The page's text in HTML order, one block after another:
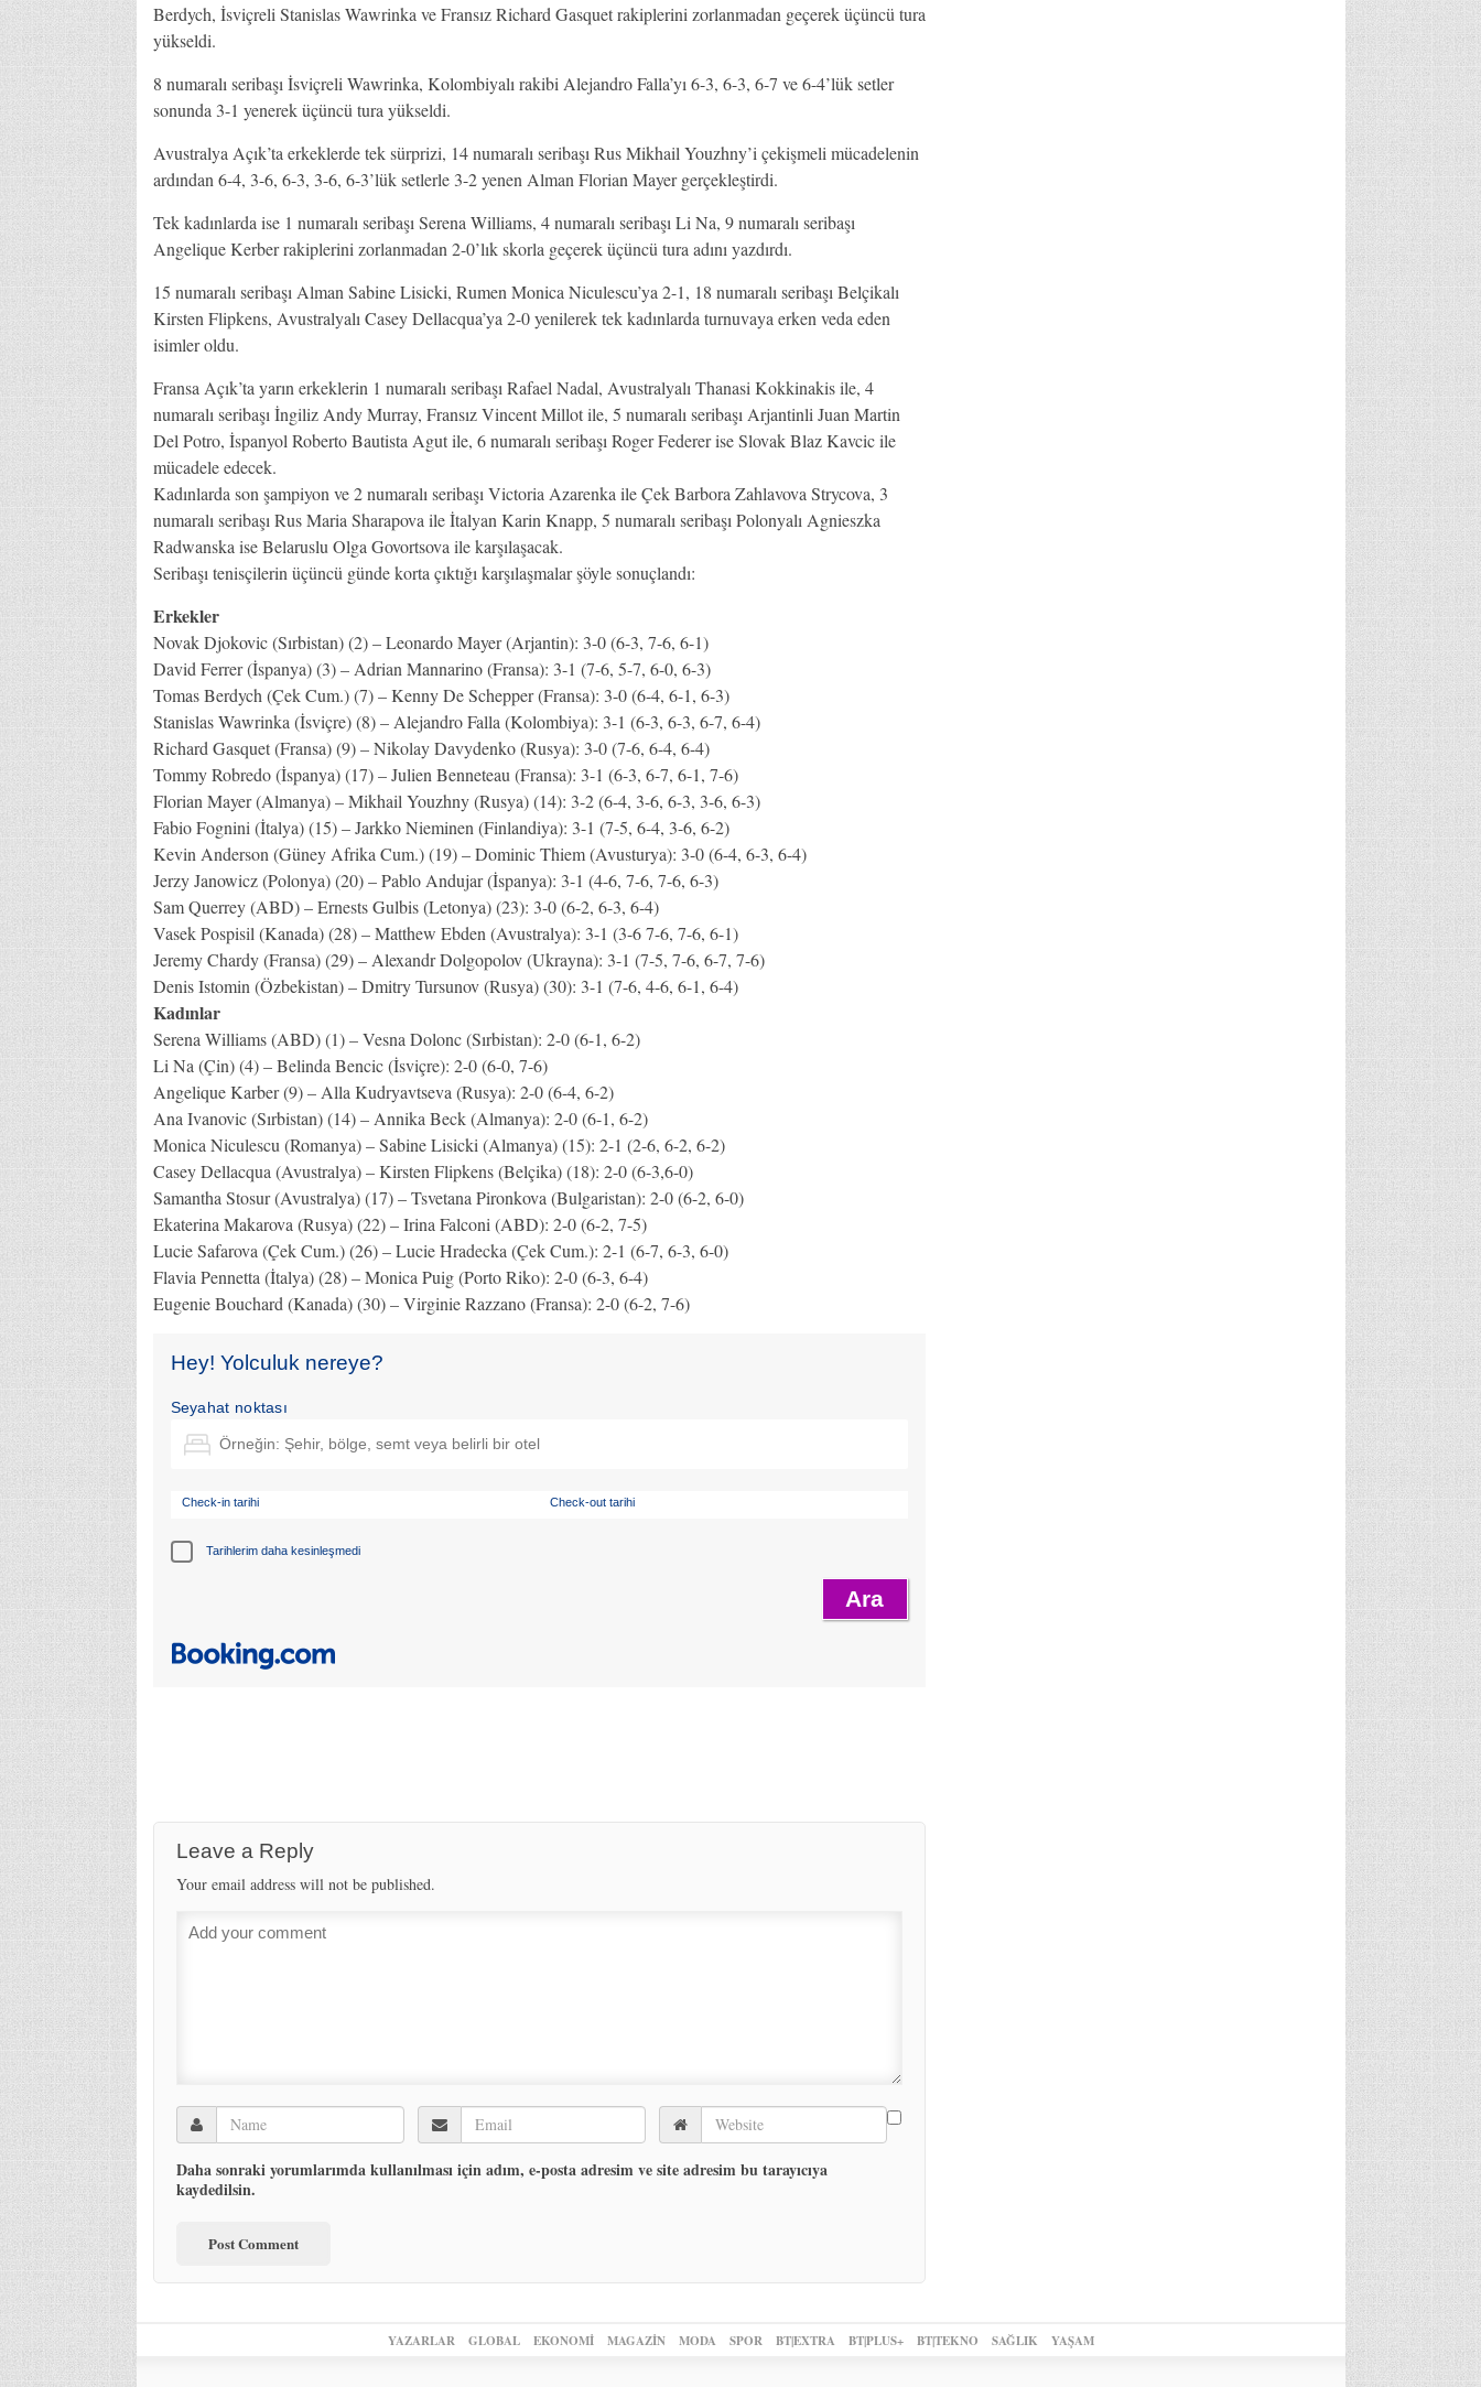
Berdych, İsviçreli Stanislas Wawrinka ve Fransız Richard Gasquet rakiplerini zorlanmadan geçerek üçüncü tura
yükseldi.
8 numaralı seribaşı İsviçreli Wawrinka, Kolombiyalı rakibi Alejandro Falla’yı 6-3, 6-3, 6-7 ve 6-4’lük setler
sonunda 3-1 yenerek üçüncü tura yükseldi.
Avustralya Açık’ta erkeklerde tek sürprizi, 14 numaralı seribaşı Rus Mikhail Youzhny’i çekişmeli mücadelenin
ardından 6-4, 3-6, 6-3, 3-6, 6-3’lük setlerle 3-2 yenen Alman Florian Mayer gerçekleştirdi.
Tek kadınlarda ise 1 numaralı seribaşı Serena Williams, 4 numaralı seribaşı Li Na, 9 numaralı seribaşı
Angelique Kerber rakiplerini zorlanmadan 2-0’lık skorla geçerek üçüncü tura adını yazdırdı.
15 numaralı seribaşı Alman Sabine Lisicki, Rumen Monica Niculescu’ya 2-1, 18 numaralı seribaşı Belçikalı
Kirsten Flipkens, Avustralyalı Casey Dellacqua’ya 2-0 yenilerek tek kadınlarda turnuvaya erken veda eden
isimler oldu.
Fransa Açık’ta yarın erkeklerin 1 numaralı seribaşı Rafael Nadal, Avustralyalı Thanasi Kokkinakis ile, 4
numaralı seribaşı İngiliz Andy Murray, Fransız Vincent Millot ile, 5 numaralı seribaşı Arjantinli Juan Martin
Del Potro, İspanyol Roberto Bautista Agut ile, 6 numaralı seribaşı Roger Federer ise Slovak Blaz Kavcic ile
mücadele edecek.
Kadınlarda son şampiyon ve 2 numaralı seribaşı Victoria Azarenka ile Çek Barbora Zahlavova Strycova, 3
numaralı seribaşı Rus Maria Sharapova ile İtalyan Karin Knapp, 5 numaralı seribaşı Polonyalı Agnieszka
Radwanska ise Belaruslu Olga Govortsova ile karşılaşacak.
Seribaşı tenisçilerin üçüncü günde korta çıktığı karşılaşmalar şöyle sonuçlandı:
Erkekler
Novak Djokovic (Sırbistan) (2) – Leonardo Mayer (Arjantin): 3-0 (6-3, 7-6, 6-1)
David Ferrer (İspanya) (3) – Adrian Mannarino (Fransa): 3-1 (7-6, 5-7, 6-0, 6-3)
Tomas Berdych (Çek Cum.) (7) – Kenny De Schepper (Fransa): 3-0 (6-4, 6-1, 6-3)
Stanislas Wawrinka (İsviçre) (8) – Alejandro Falla (Kolombiya): 3-1 (6-3, 6-3, 6-7, 6-4)
Richard Gasquet (Fransa) (9) – Nikolay Davydenko (Rusya): 3-0 (7-6, 6-4, 6-4)
Tommy Robredo (İspanya) (17) – Julien Benneteau (Fransa): 3-1 (6-3, 6-7, 6-1, 7-6)
Florian Mayer (Almanya) – Mikhail Youzhny (Rusya) (14): 3-2 (6-4, 3-6, 6-3, 3-6, 6-3)
Fabio Fognini (İtalya) (15) – Jarkko Nieminen (Finlandiya): 3-1 (7-5, 6-4, 3-6, 6-2)
Kevin Anderson (Güney Afrika Cum.) (19) – Dominic Thiem (Avusturya): 3-0 (6-4, 6-3, 6-4)
Jerzy Janowicz (Polonya) (20) – Pablo Andujar (İspanya): 3-1 (4-6, 7-6, 7-6, 6-3)
Sam Querrey (ABD) – Ernests Gulbis (Letonya) (23): 3-0 (6-2, 6-3, 6-4)
Vasek Pospisil (Kanada) (28) – Matthew Ebden (Avustralya): 3-1 (3-6 7-6, 7-6, 6-1)
Jeremy Chardy (Fransa) (29) – Alexandr Dolgopolov (Ukrayna): 3-1 (7-5, 7-6, 6-7, 7-6)
Denis Istomin (Özbekistan) – Dmitry Tursunov (Rusya) (30): 3-1 (7-6, 4-6, 6-1, 6-4)
Kadınlar
Serena Williams (ABD) (1) – Vesna Dolonc (Sırbistan): 2-0 (6-1, 6-2)
Li Na (Çin) (4) – Belinda Bencic (İsviçre): 2-0 (6-0, 7-6)
Angelique Karber (9) – Alla Kudryavtseva (Rusya): 2-0 (6-4, 6-2)
Ana Ivanovic (Sırbistan) (14) – Annika Beck (Almanya): 2-0 (6-1, 6-2)
Monica Niculescu (Romanya) – Sabine Lisicki (Almanya) (15): 2-1 (2-6, 6-2, 6-2)
Casey Dellacqua (Avustralya) – Kirsten Flipkens (Belçika) (18): 2-0 (6-3,6-0)
Samantha Stosur (Avustralya) (17) – Tsvetana Pironkova (Bulgaristan): 2-0 (6-2, 6-0)
Ekaterina Makarova (Rusya) (22) – Irina Falconi (ABD): 2-0 (6-2, 7-5)
Lucie Safarova (Çek Cum.) (26) – Lucie Hradecka (Çek Cum.): 2-1 (6-7, 6-3, 6-0)
Flavia Pennetta (İtalya) (28) – Monica Puig (Porto Riko): 2-0 (6-3, 6-4)
Eugenie Bouchard (Kanada) (30) – Virginie Razzano (Fransa): 2-0 (6-2, 7-6)
Hey! Yolculuk nereye?
Seyahat noktası
Check-in tarihi Check-out tarihi
Tarihlerim daha kesinleşmedi
Leave a Reply
Your email address will not be published.
Daha sonraki yorumlarımda kullanılması için adım, e-posta adresim ve site adresim bu tarayıcıya
kaydedilsin.
YAZARLAR GLOBAL EKONOMİ MAGAZİN MODA SPOR BT|EXTRA BT|PLUS+ BT|TEKNO SAĞLIK YAŞAM